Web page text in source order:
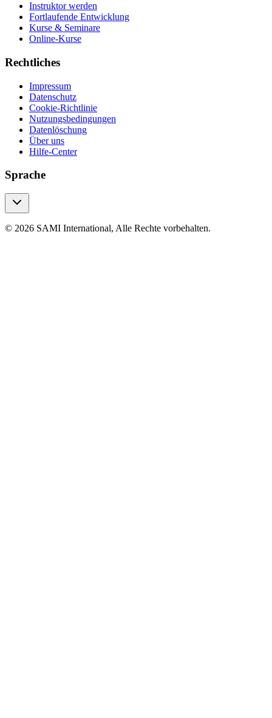
Instruktor werden
Fortlaufende Entwicklung
Kurse & Seminare
Online-Kurse
Rechtliches
Impressum
Datenschutz
Cookie-Richtlinie
Nutzungsbedingungen
Datenlöschung
Über uns
Hilfe-Center
Sprache
© 2026 SAMI International, Alle Rechte vorbehalten.